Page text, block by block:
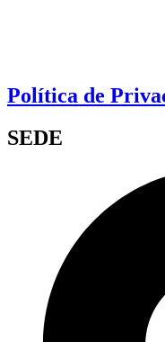
Política de
SEDE